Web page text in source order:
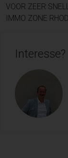
VOOR ZEER
IMMO ZONE
Interesse?